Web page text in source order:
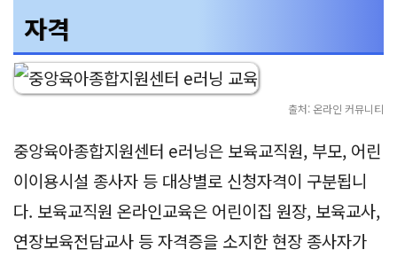
자격
출처: 온라인 커뮤니티
중앙육아종합지원센터 e러닝은 보육교직원, 부모, 어린
이이용시설 종사자 등 대상별로 신청자격이 구분됩니
다. 보육교직원 온라인교육은 어린이집 원장, 보육교사,
연장보육전담교사 등 자격증을 소지한 현장 종사자가